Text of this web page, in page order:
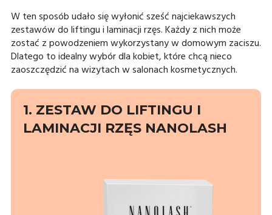
W ten sposób udało się wyłonić sześć najciekawszych
zestawów do liftingu i laminacji rzęs. Każdy z nich może
zostać z powodzeniem wykorzystany w domowym zaciszu.
Dlatego to idealny wybór dla kobiet, które chcą nieco
zaoszczędzić na wizytach w salonach kosmetycznych.
1. ZESTAW DO LIFTINGU I
LAMINACJI RZĘS NANOLASH